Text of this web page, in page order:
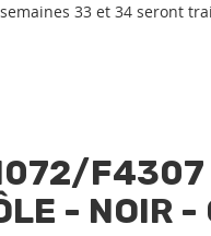
33 et 34 seront
F4307
- NOIR -